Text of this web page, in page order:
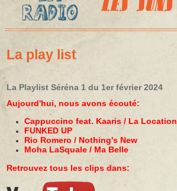
La play list
La Playlist Séréna 1 du 1er février 2024
Aujourd'hui, nous avons écouté:
Cappuccino feat. Kaaris / La Location
FUNKED UP
Rio Romero / Nothing's New
Moha LaSquale / Ma Belle
Retrouvez tous les clips dans: